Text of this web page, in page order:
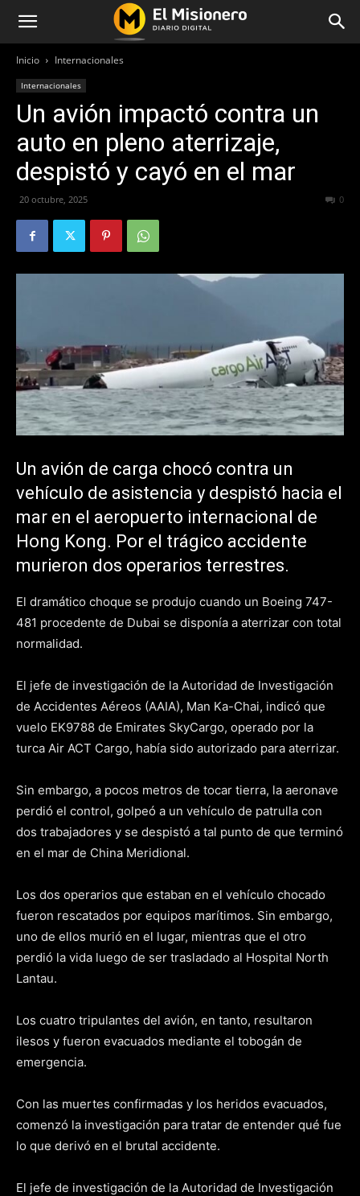
Inicio Internacionales
Internacionales
Un avión impactó contra un
auto en pleno aterrizaje,
despistó y cayó en el mar
20 octubre, 2025 0
Un avión de carga chocó contra un
vehículo de asistencia y despistó hacia el
mar en el aeropuerto internacional de
Hong Kong. Por el trágico accidente
murieron dos operarios terrestres.
El dramático choque se produjo cuando un Boeing 747-
481 procedente de Dubai se disponía a aterrizar con total
normalidad.
El jefe de investigación de la Autoridad de Investigación
de Accidentes Aéreos (AAIA), Man Ka-Chai, indicó que
vuelo EK9788 de Emirates SkyCargo, operado por la
turca Air ACT Cargo, había sido autorizado para aterrizar.
Sin embargo, a pocos metros de tocar tierra, la aeronave
perdió el control, golpeó a un vehículo de patrulla con
dos trabajadores y se despistó a tal punto de que terminó
en el mar de China Meridional.
Los dos operarios que estaban en el vehículo chocado
fueron rescatados por equipos marítimos. Sin embargo,
uno de ellos murió en el lugar, mientras que el otro
perdió la vida luego de ser trasladado al Hospital North
Lantau.
Los cuatro tripulantes del avión, en tanto, resultaron
ilesos y fueron evacuados mediante el tobogán de
emergencia.
Con las muertes confirmadas y los heridos evacuados,
comenzó la investigación para tratar de entender qué fue
lo que derivó en el brutal accidente.
El jefe de investigación de la Autoridad de Investigación